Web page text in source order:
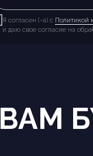
Я согласен (-а) с Политикой
и даю свое согласие на
ВАМ